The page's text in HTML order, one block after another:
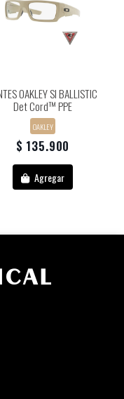
OAKLEY SI BALLISTIC
Det Cord™ PPE
OAKLEY
$ 135.900
Agregar